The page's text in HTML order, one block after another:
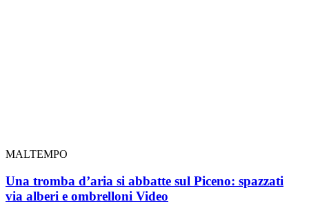
MALTEMPO
Una tromba d’aria si abbatte sul Piceno: spazzati
via alberi e ombrelloni Video